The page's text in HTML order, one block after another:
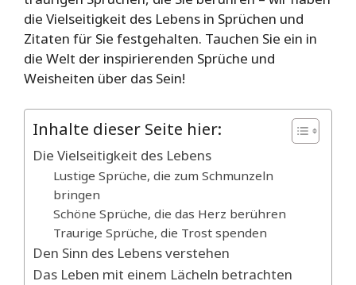
die Vielseitigkeit des Lebens in Sprüchen und
Zitaten für Sie festgehalten. Tauchen Sie ein in
die Welt der inspirierenden Sprüche und
Weisheiten über das Sein!
Inhalte dieser Seite hier:
Die Vielseitigkeit des Lebens
Lustige Sprüche, die zum Schmunzeln
bringen
Schöne Sprüche, die das Herz berühren
Traurige Sprüche, die Trost spenden
Den Sinn des Lebens verstehen
Das Leben mit einem Lächeln betrachten